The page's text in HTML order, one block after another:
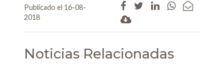
Publicado el 16-08-
2018
Noticias Relacionadas